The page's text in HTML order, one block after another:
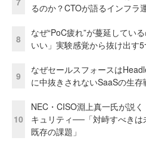
るのか？CTOが語るインフラ
8
なぜ“PoC疲れ”が蔓延してい
いい」実験感覚から抜け出す
9
なぜセールスフォースは
に中抜きされないSaaSの生存
10
NEC・CISO淵上真一氏が説
キュリティ──「対峙すべきは
既存の課題」